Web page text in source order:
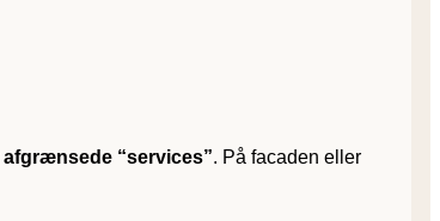
afgrænsede “services”. På facaden eller